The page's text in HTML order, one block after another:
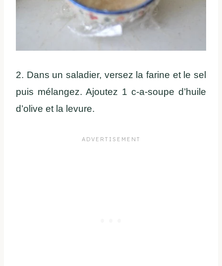
2. Dans un saladier, versez la farine et le sel
puis mélangez. Ajoutez 1 c-a-soupe d’huile
d’olive et la levure.